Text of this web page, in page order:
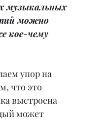
музыкальных
можно
кое-чему
упор на
что это
выстроена
может